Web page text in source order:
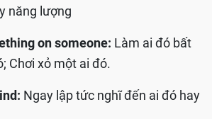
năng lượng
on someone: Làm ai đó bất
Chơi xỏ một ai đó.
Ngay lập tức nghĩ đến ai đó hay